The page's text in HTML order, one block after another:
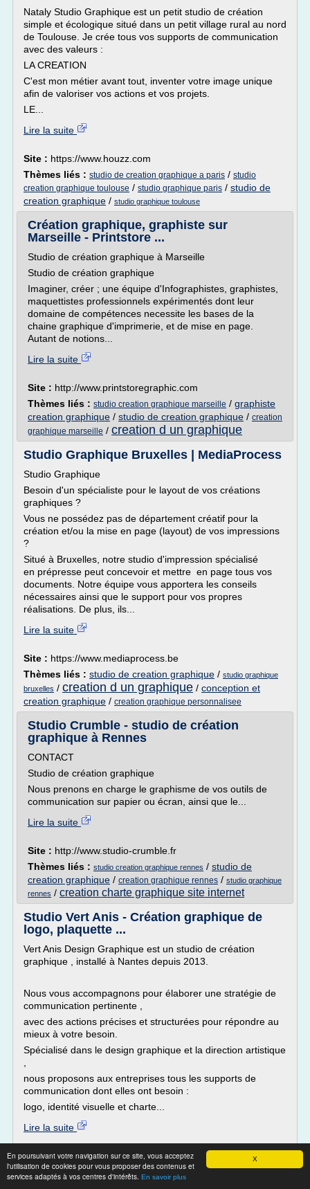
X
En poursuivant votre navigation sur ce site, vous acceptez
l'utilisation de cookies pour vous proposer des contenus et
services adaptés à vos centres d'intérêts. En savoir plus
Nataly Studio Graphique est un petit studio de création
simple et écologique situé dans un petit village rural au nord
de Toulouse. Je crée tous vos supports de communication
avec des valeurs :
LA CREATION
C'est mon métier avant tout, inventer votre image unique
afin de valoriser vos actions et vos projets.
LE...
Lire la suite
Site : https://www.houzz.com
Thèmes liés : studio de creation graphique a paris / studio
creation graphique toulouse / studio graphique paris / studio de
creation graphique / studio graphique toulouse
Création graphique, graphiste sur
Marseille - Printstore ...
Studio de création graphique à Marseille
Studio de création graphique
Imaginer, créer ; une équipe d'Infographistes, graphistes,
maquettistes professionnels expérimentés dont leur
domaine de compétences necessite les bases de la
chaine graphique d'imprimerie, et de mise en page.
Autant de notions...
Lire la suite
Site : http://www.printstoregraphic.com
Thèmes liés : studio creation graphique marseille / graphiste
creation graphique / studio de creation graphique / creation
graphique marseille / creation d un graphique
Studio Graphique Bruxelles | MediaProcess
Studio Graphique
Besoin d'un spécialiste pour le layout de vos créations
graphiques ?
Vous ne possédez pas de département créatif pour la
création et/ou la mise en page (layout) de vos impressions
?
Situé à Bruxelles, notre studio d'impression spécialisé
en prépresse peut concevoir et mettre en page tous vos
documents. Notre équipe vous apportera les conseils
nécessaires ainsi que le support pour vos propres
réalisations. De plus, ils...
Lire la suite
Site : https://www.mediaprocess.be
Thèmes liés : studio de creation graphique / studio graphique
bruxelles / creation d un graphique / conception et
creation graphique / creation graphique personnalisee
Studio Crumble - studio de création
graphique à Rennes
CONTACT
Studio de création graphique
Nous prenons en charge le graphisme de vos outils de
communication sur papier ou écran, ainsi que le...
Lire la suite
Site : http://www.studio-crumble.fr
Thèmes liés : studio creation graphique rennes / studio de
creation graphique / creation graphique rennes / studio graphique
rennes / creation charte graphique site internet
Studio Vert Anis - Création graphique de
logo, plaquette ...
Vert Anis Design Graphique est un studio de création
graphique , installé à Nantes depuis 2013.
Nous vous accompagnons pour élaborer une stratégie de
communication pertinente ,
avec des actions précises et structurées pour répondre au
mieux à votre besoin.
Spécialisé dans le design graphique et la direction artistique
nous proposons aux entreprises tous les supports de
communication dont elles ont besoin :
logo, identité visuelle et charte...
Lire la suite
Site :http://www.studio-vertanis.fr
Thèmes liés : studio de creation graphique nantes /
creation de logo et charte